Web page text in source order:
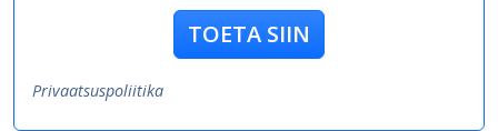
TOETA SIIN
Privaatsuspoliitika